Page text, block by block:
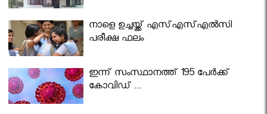
നാളെ ഉച്ചയ്ക്ക് എസ്എസ്എല്‍സി
പരീക്ഷ ഫലം
ഇന്ന് സംസ്ഥാനത്ത് 195 പേര്‍ക്ക്
കോവിഡ് ...